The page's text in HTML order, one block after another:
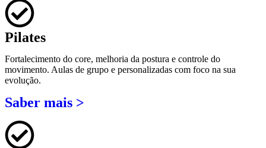
Pilates
Fortalecimento do core, melhoria da postura e controle do
movimento. Aulas de grupo e personalizadas com foco na sua
evolução.
Saber mais >